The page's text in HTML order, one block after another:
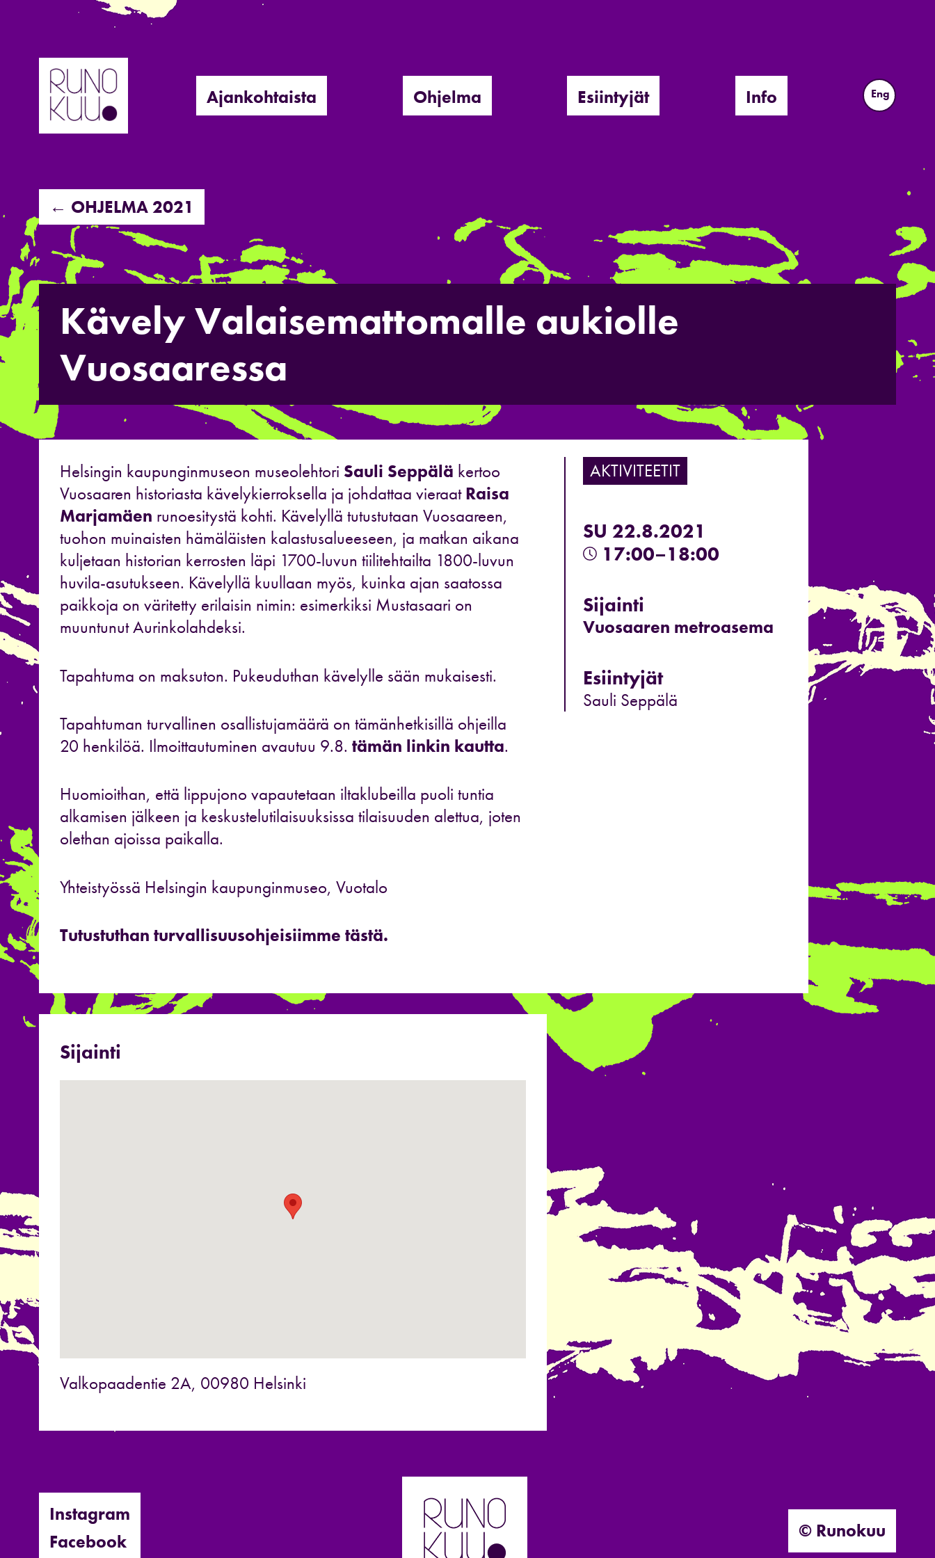
Hyppää
sisältöön
Ajankohtaista Ohjelma Esiintyjät Info Eng
← OHJELMA 2021
Kävely Valaisemattomalle aukiolle
Vuosaaressa
AKTIVITEETIT
SU 22.8.2021
17:00–18:00
Sijainti
Vuosaaren metroasema
Esiintyjät
Sauli Seppälä
Helsingin kaupunginmuseon museolehtori Sauli Seppälä kertoo
Vuosaaren historiasta kävelykierroksella ja johdattaa vieraatRaisa
Marjamäen runoesitystä kohti. Kävelyllä tutustutaan Vuosaareen,
tuohon muinaisten hämäläisten kalastusalueeseen, ja matkan aikana
kuljetaan historian kerrosten läpi 1700-luvun tiilitehtailta 1800-luvun
huvila-asutukseen. Kävelyllä kuullaan myös, kuinka ajan saatossa
paikkoja on väritetty erilaisin nimin: esimerkiksi Mustasaari on
muuntunut Aurinkolahdeksi.
Tapahtuma on maksuton. Pukeuduthan kävelylle sään mukaisesti.
Tapahtuman turvallinen osallistujamäärä on tämänhetkisillä ohjeilla
20 henkilöä. Ilmoittautuminen avautuu 9.8. tämän linkin kautta.
Huomioithan, että lippujono vapautetaan iltaklubeilla puoli tuntia
alkamisen jälkeen ja keskustelutilaisuuksissa tilaisuuden alettua, joten
olethan ajoissa paikalla.
Yhteistyössä Helsingin kaupunginmuseo, Vuotalo
Tutustuthan turvallisuusohjeisiimme tästä.
Sijainti
Valkopaadentie 2A, 00980 Helsinki
Instagram
Facebook
© Runokuu